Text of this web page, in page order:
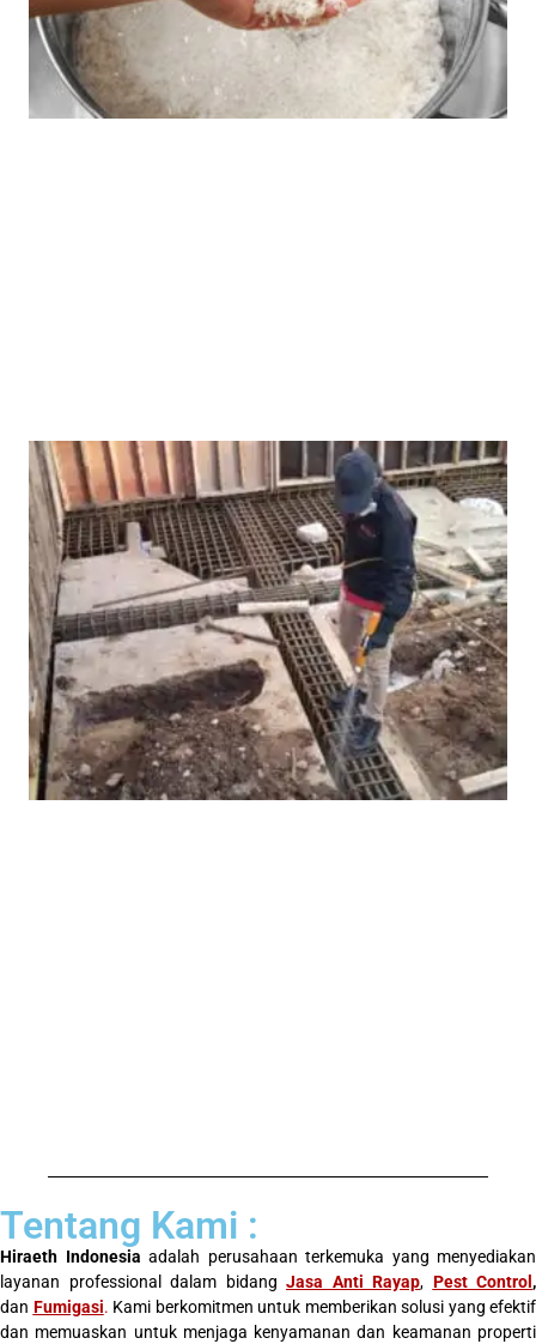
Tentang Kami :
Hiraeth Indonesia adalah perusahaan terkemuka yang menyediakan
layanan professional dalam bidang Jasa Anti Rayap, Pest Control ,
dan Fumigasi. Kami berkomitmen untuk memberikan solusi yang efektif
dan memuaskan untuk menjaga kenyamanan dan keamanan properti